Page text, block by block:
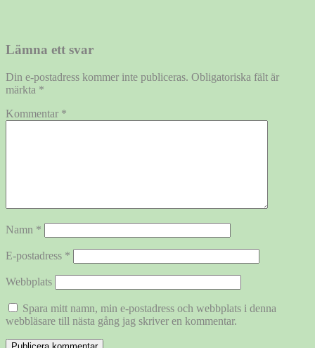
Lämna ett svar
Din e-postadress kommer inte publiceras. Obligatoriska fält är
märkta *
Kommentar *
Namn *
E-postadress *
Webbplats
Spara mitt namn, min e-postadress och webbplats i denna
webbläsare till nästa gång jag skriver en kommentar.